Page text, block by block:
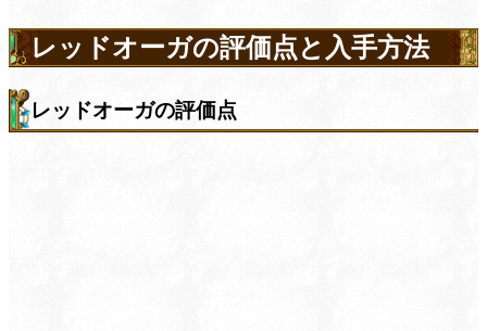
レッドオーガの評価点と入手方法
レッドオーガの評価点